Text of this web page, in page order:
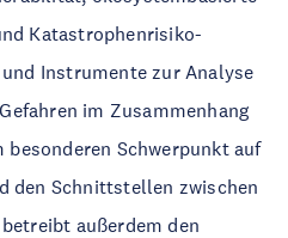
Katastrophenrisiko-
Instrumente zur Analyse
im Zusammenhang
Schwerpunkt auf
den Schnittstellen zwischen
außerdem den